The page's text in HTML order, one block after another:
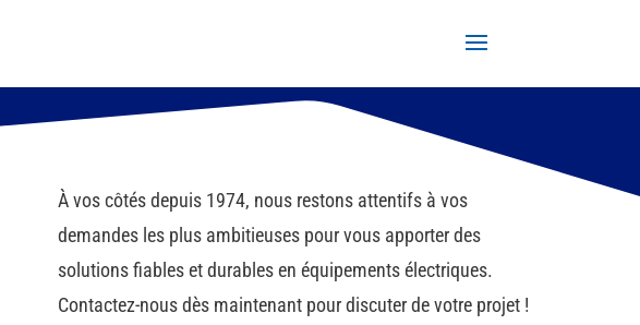
À vos côtés depuis 1974, nous restons attentifs à vos
demandes les plus ambitieuses pour vous apporter des
solutions fiables et durables en équipements électriques.
Contactez-nous dès maintenant pour discuter de votre projet !